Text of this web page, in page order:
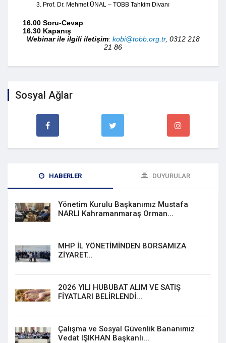
Prof. Dr. Mehmet ÜNAL – TOBB Tahkim Divanı
16.00 Soru-Cevap
16.30 Kapanış
Webinar ile ilgili iletişim: kobi@tobb.org.tr, 0312 218
21 86
Sosyal Ağlar
HABERLER DUYURULAR
Yönetim Kurulu Başkanımız Mustafa
NARLI Kahramanmaraş Orman...
MHP İL YÖNETİMİNDEN BORSAMIZA
ZİYARET...
2026 YILI HUBUBAT ALIM VE SATIŞ
FİYATLARI BELİRLENDİ...
Çalışma ve Sosyal Güvenlik Bananımız
Vedat IŞIKHAN Başkanlı...